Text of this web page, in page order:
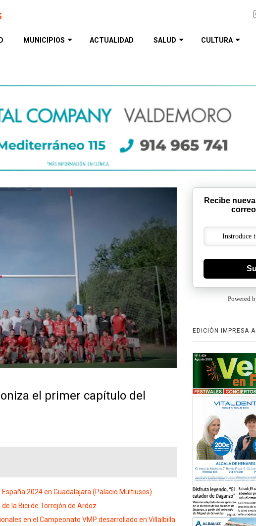
MUNICIPIOS ACTUALIDAD SALUD CULTURA
el primer capítulo del
2024 en Guadalajara (Palacio Multiusos)
de la Bici de Torrejón de Ardoz
en el Campeonato VMP desarrollado en Villalbilla
Recibe
Powered
EDICIÓN IMPRESA